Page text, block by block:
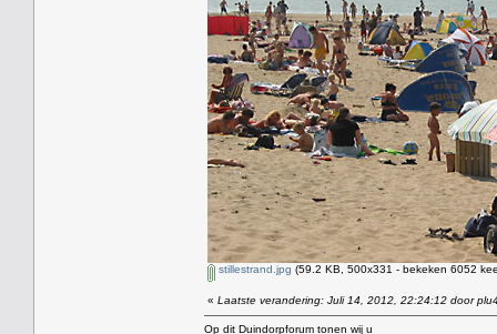
stillestrand.jpg (59.2 KB, 500x331 - bekeken 6052
« Laatste verandering: Juli 14, 2012, 22:24:12 door
Op dit Duindorpforum tonen wij u